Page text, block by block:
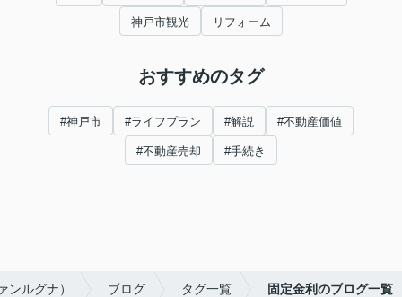
神戸市観光 リフォーム
おすすめのタグ
#神戸市 #ライフプラン #解説 #不動産価値
#不動産売却 #手続き
ルグナ） ブログ タグ一覧 固定金利のブログ一覧